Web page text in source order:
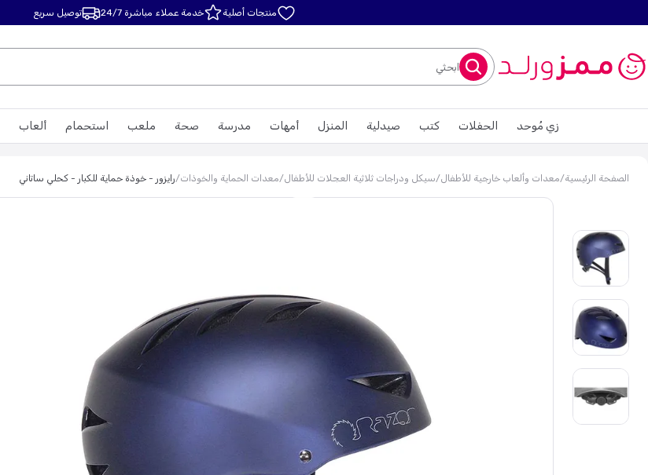
منتجات أصلية خدمة عملاء مباشرة 24/7 توصيل سريع
ابحثي
ألعاب استحمام ملعب صحة مدرسة أمهات المنزل صيدلية كتب الحفلات زي مُوحد
الصفحة الرئيسية/معدات وألعاب خارجية للأطفال/سيكل ودراجات ثلاثية العجلات للأطفال/معدات الحماية والخوذات/رايزور - خوذة حماية للكبار - كحلي ساتاني